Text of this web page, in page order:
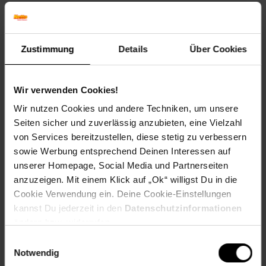
Zustimmung Details Über Cookies
Wir verwenden Cookies!
Wir nutzen Cookies und andere Techniken, um unsere
Seiten sicher und zuverlässig anzubieten, eine Vielzahl
von Services bereitzustellen, diese stetig zu verbessern
sowie Werbung entsprechend Deinen Interessen auf
unserer Homepage, Social Media und Partnerseiten
anzuzeigen. Mit einem Klick auf „Ok“ willigst Du in die
Cookie Verwendung ein. Deine Cookie-Einstellungen
kannst Du jederzeit in den Datenschutzinformationen
Notwendig
Tintenfüllstandsanzeige: Ja
HP DesignJet 1050 C Plus,
HP DesignJet 1055 CM,
HP DesignJet 1055 CM Plus
EAR_Kategorie: 5_Kleingeräte
EAR_Marke: Peach
Elektroprodukt: Ja
Füllmenge in ml: 350
Kapazität in Seiten: 4400
OEM Artikelnummer: 80XL C, C4846A
OEM Hersteller: HP
Wiederaufbereitet: Wiederaufbereitetes Produkt